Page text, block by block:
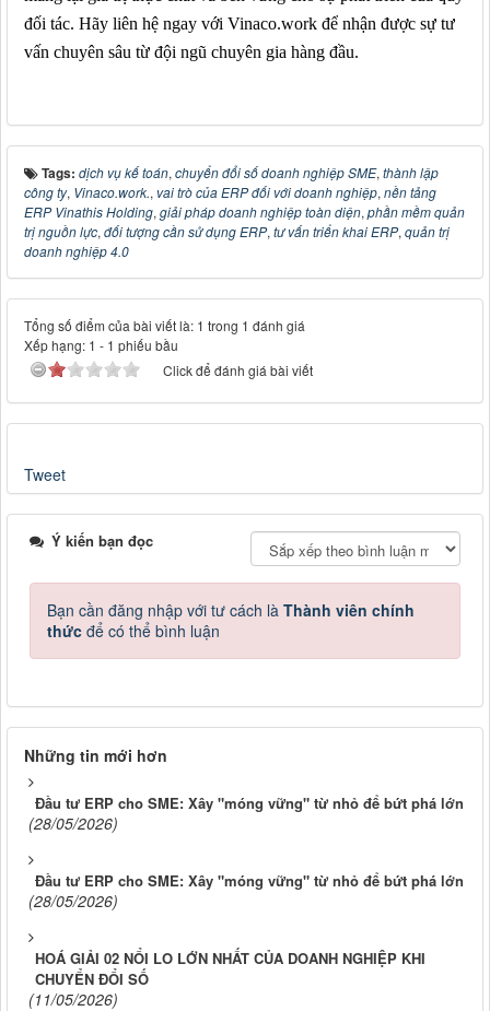
đối tác. Hãy liên hệ ngay với Vinaco.work để nhận được sự tư
vấn chuyên sâu từ đội ngũ chuyên gia hàng đầu.
Tags: dịch vụ kế toán, chuyển đổi số doanh nghiệp SME, thành lập
công ty, Vinaco.work., vai trò của ERP đối với doanh nghiệp, nền tảng
ERP Vinathis Holding, giải pháp doanh nghiệp toàn diện, phần mềm quản
trị nguồn lực, đối tượng cần sử dụng ERP, tư vấn triển khai ERP, quản trị
doanh nghiệp 4.0
Tổng số điểm của bài viết là: 1 trong 1 đánh giá
Xếp hạng: 1 - 1 phiếu bầu
Click để đánh giá bài viết
Tweet
Ý kiến bạn đọc
Bạn cần đăng nhập với tư cách là Thành viên chính
thức để có thể bình luận
Những tin mới hơn
Đầu tư ERP cho SME: Xây "móng vững" từ nhỏ để bứt phá lớn
(28/05/2026)
Đầu tư ERP cho SME: Xây "móng vững" từ nhỏ để bứt phá lớn
(28/05/2026)
HOÁ GIẢI 02 NỔI LO LỚN NHẤT CỦA DOANH NGHIỆP KHI
CHUYỂN ĐỔI SỐ
(11/05/2026)